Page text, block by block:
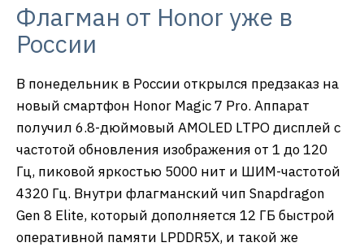
Флагман от Honor уже в
России
В понедельник в России открылся предзаказ на
новый смартфон Honor Magic 7 Pro. Аппарат
получил 6.8-дюймовый AMOLED LTPO дисплей с
частотой обновления изображения от 1 до 120
Гц, пиковой яркостью 5000 нит и ШИМ-частотой
4320 Гц. Внутри флагманский чип Snapdragon
Gen 8 Elite, который дополняется 12 ГБ быстрой
оперативной памяти LPDDR5X, и такой же